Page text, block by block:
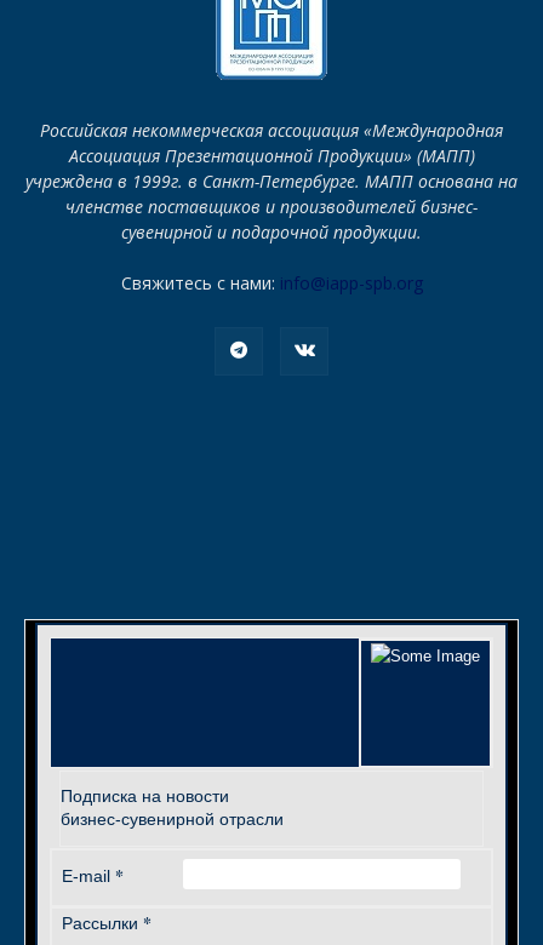
Российская некоммерческая ассоциация «Международная
Ассоциация Презентационной Продукции» (МАПП)
учреждена в 1999г. в Санкт-Петербурге. МАПП основана на
членстве поставщиков и производителей бизнес-
сувенирной и подарочной продукции.
Свяжитесь с нами: info@iapp-spb.org
Подписка на новости
бизнес-сувенирной отрасли
E-mail *
Рассылки *